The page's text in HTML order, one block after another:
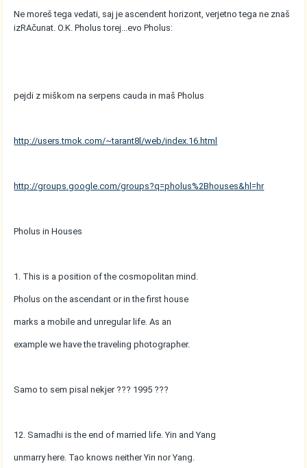
Ne moreš tega vedati, saj je ascendent horizont, verjetno tega ne znaš
izRAčunat. O.K. Pholus torej...evo Pholus:
pejdi z miškom na serpens cauda in maš Pholus
http://users.tmok.com/~tarant8l/web/index.16.html
http://groups.google.com/groups?q=pholus%2Bhouses&hl=hr
Pholus in Houses
1. This is a position of the cosmopolitan mind.
Pholus on the ascendant or in the first house
marks a mobile and unregular life. As an
example we have the traveling photographer.
Samo to sem pisal nekjer ??? 1995 ???
12. Samadhi is the end of married life. Yin and Yang
unmarry here. Tao knows neither Yin nor Yang.